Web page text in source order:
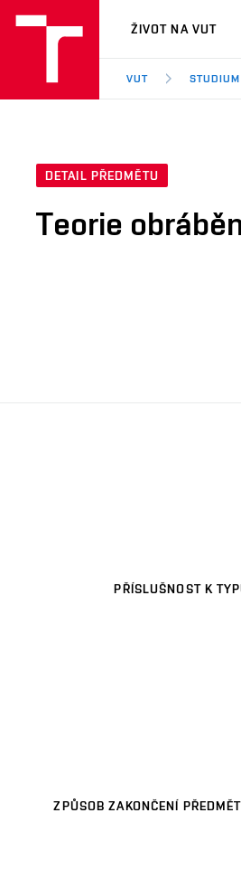
VUT
ŽIVOT NA VUT
VUT
DETAIL PŘEDMĚTU
Teorie
PŘÍSLUŠNOST K
ZPŮSOB ZAKONČENÍ